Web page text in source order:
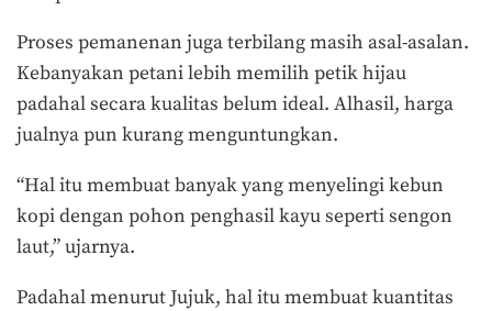
Proses pemanenan juga terbilang masih asal-asalan.
Kebanyakan petani lebih memilih petik hijau
padahal secara kualitas belum ideal. Alhasil, harga
jualnya pun kurang menguntungkan.
“Hal itu membuat banyak yang menyelingi kebun
kopi dengan pohon penghasil kayu seperti sengon
laut,” ujarnya.
Padahal menurut Jujuk, hal itu membuat kuantitas